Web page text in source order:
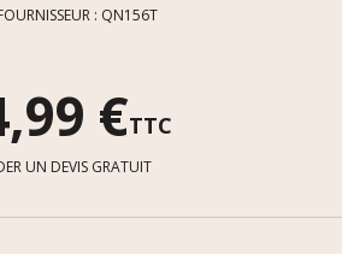
: QN156T
€TTC
UN DEVIS GRATUIT